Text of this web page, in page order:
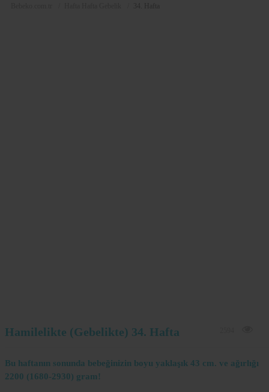
Hamilelikte (Gebelikte) 34. Hafta
Bu haftanın sonunda bebeğinizin boyu yaklaşık 43 cm. ve ağırlığı
2200 (1680-2930) gram!